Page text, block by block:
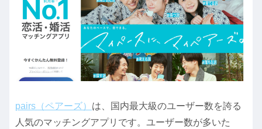
pairs（ペアーズ） は、国内最大級のユーザー数を誇る
人気のマッチングアプリです。ユーザー数が多いた